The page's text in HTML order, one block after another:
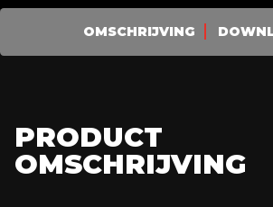
OMSCHRIJVING
PRODUCT
OMSCHRIJVING